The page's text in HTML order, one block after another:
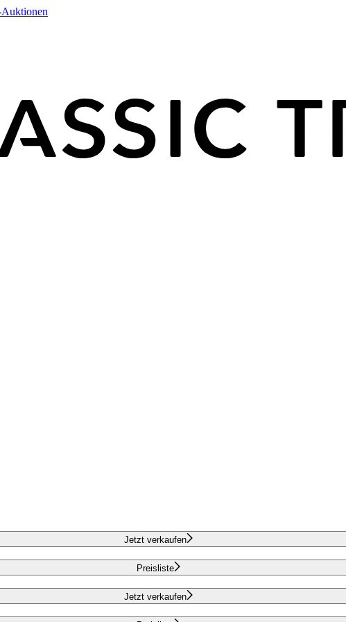
Auktionen
Jetzt verkaufen
Preisliste
Jetzt verkaufen